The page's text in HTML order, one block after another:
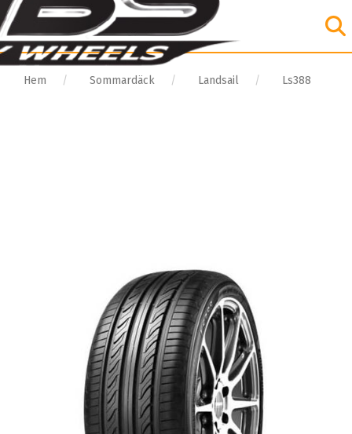
Hem Sommardäck Landsail Ls388